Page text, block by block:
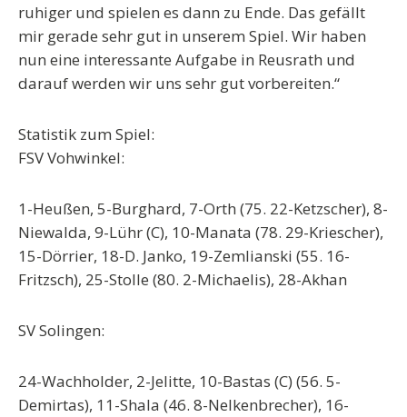
ruhiger und spielen es dann zu Ende. Das gefällt
mir gerade sehr gut in unserem Spiel. Wir haben
nun eine interessante Aufgabe in Reusrath und
darauf werden wir uns sehr gut vorbereiten.“
Statistik zum Spiel:
FSV Vohwinkel:
1-Heußen, 5-Burghard, 7-Orth (75. 22-Ketzscher), 8-
Niewalda, 9-Lühr (C), 10-Manata (78. 29-Kriescher),
15-Dörrier, 18-D. Janko, 19-Zemlianski (55. 16-
Fritzsch), 25-Stolle (80. 2-Michaelis), 28-Akhan
SV Solingen:
24-Wachholder, 2-Jelitte, 10-Bastas (C) (56. 5-
Demirtas), 11-Shala (46. 8-Nelkenbrecher), 16-